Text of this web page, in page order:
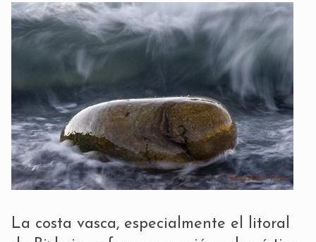
La costa vasca, especialmente el litoral